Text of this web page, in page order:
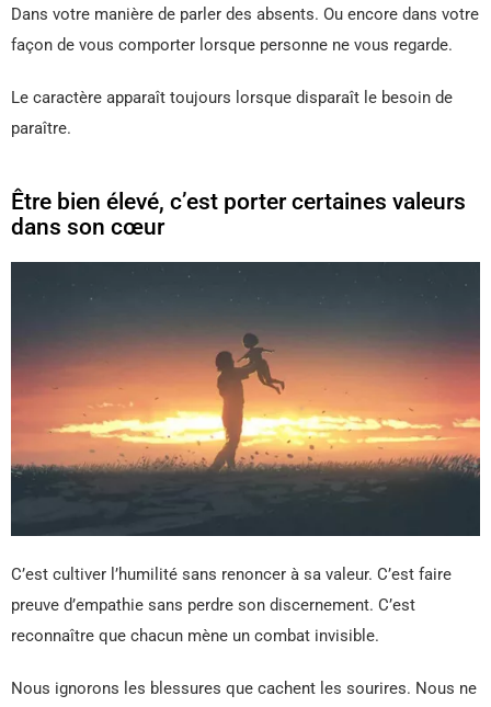
Dans votre manière de parler des absents. Ou encore dans votre
façon de vous comporter lorsque personne ne vous regarde.
Le caractère apparaît toujours lorsque disparaît le besoin de
paraître.
Être bien élevé, c’est porter certaines valeurs
dans son cœur
C’est cultiver l’humilité sans renoncer à sa valeur. C’est faire
preuve d’empathie sans perdre son discernement. C’est
reconnaître que chacun mène un combat invisible.
Nous ignorons les blessures que cachent les sourires. Nous ne